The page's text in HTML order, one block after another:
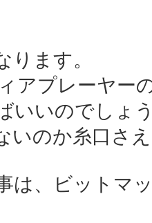
ります。
アプレーヤー
いいのでしょ
いのか糸口さ
は、ビットマ